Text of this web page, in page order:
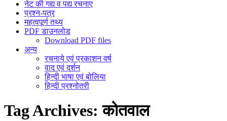
नेट की गद्य व पद्य रचनाए
प्रश्न-पत्र
महत्वपूर्ण तथ्य
PDF डाउनलोड
Download PDF files
अन्य
रचनाये एवं प्रकाशन वर्ष
वाद एवं दर्शन
हिन्दी भाषा एवं बोलिया
हिन्दी प्रश्नोतरी
Tag Archives:कोतवाल